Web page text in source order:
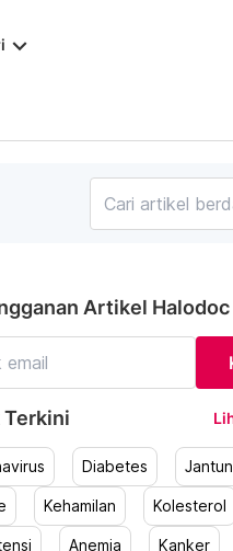
keyboard_arrow_down
Artikel Halodoc
Terkini
Diabetes
Kehamilan Kolesterol
Anemia Kanker